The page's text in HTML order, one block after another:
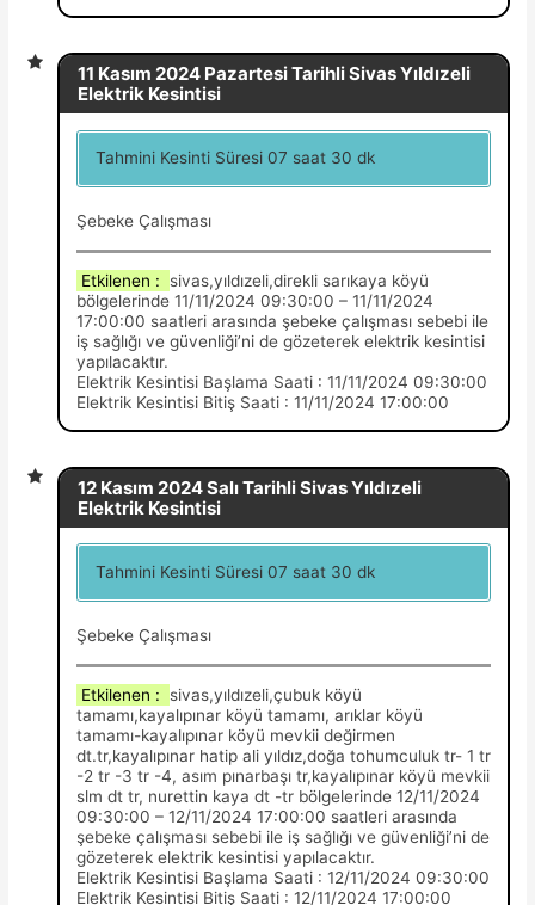
11 Kasım 2024 Pazartesi Tarihli Sivas Yıldızeli
Elektrik Kesintisi
Tahmini Kesinti Süresi 07 saat 30 dk
Şebeke Çalışması
Etkilenen : sivas,yıldızeli,direkli sarıkaya köyü
bölgelerinde 11/11/2024 09:30:00 – 11/11/2024
17:00:00 saatleri arasında şebeke çalışması sebebi ile
iş sağlığı ve güvenliği’ni de gözeterek elektrik kesintisi
yapılacaktır.
Elektrik Kesintisi Başlama Saati : 11/11/2024 09:30:00
Elektrik Kesintisi Bitiş Saati : 11/11/2024 17:00:00
12 Kasım 2024 Salı Tarihli Sivas Yıldızeli
Elektrik Kesintisi
Tahmini Kesinti Süresi 07 saat 30 dk
Şebeke Çalışması
Etkilenen : sivas,yıldızeli,çubuk köyü
tamamı,kayalıpınar köyü tamamı, arıklar köyü
tamamı-kayalıpınar köyü mevkii değirmen
dt.tr,kayalıpınar hatip ali yıldız,doğa tohumculuk tr- 1 tr
-2 tr -3 tr -4, asım pınarbaşı tr,kayalıpınar köyü mevkii
slm dt tr, nurettin kaya dt -tr bölgelerinde 12/11/2024
09:30:00 – 12/11/2024 17:00:00 saatleri arasında
şebeke çalışması sebebi ile iş sağlığı ve güvenliği’ni de
gözeterek elektrik kesintisi yapılacaktır.
Elektrik Kesintisi Başlama Saati : 12/11/2024 09:30:00
Elektrik Kesintisi Bitiş Saati : 12/11/2024 17:00:00